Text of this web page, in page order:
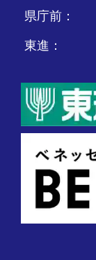
県庁前：
東進：